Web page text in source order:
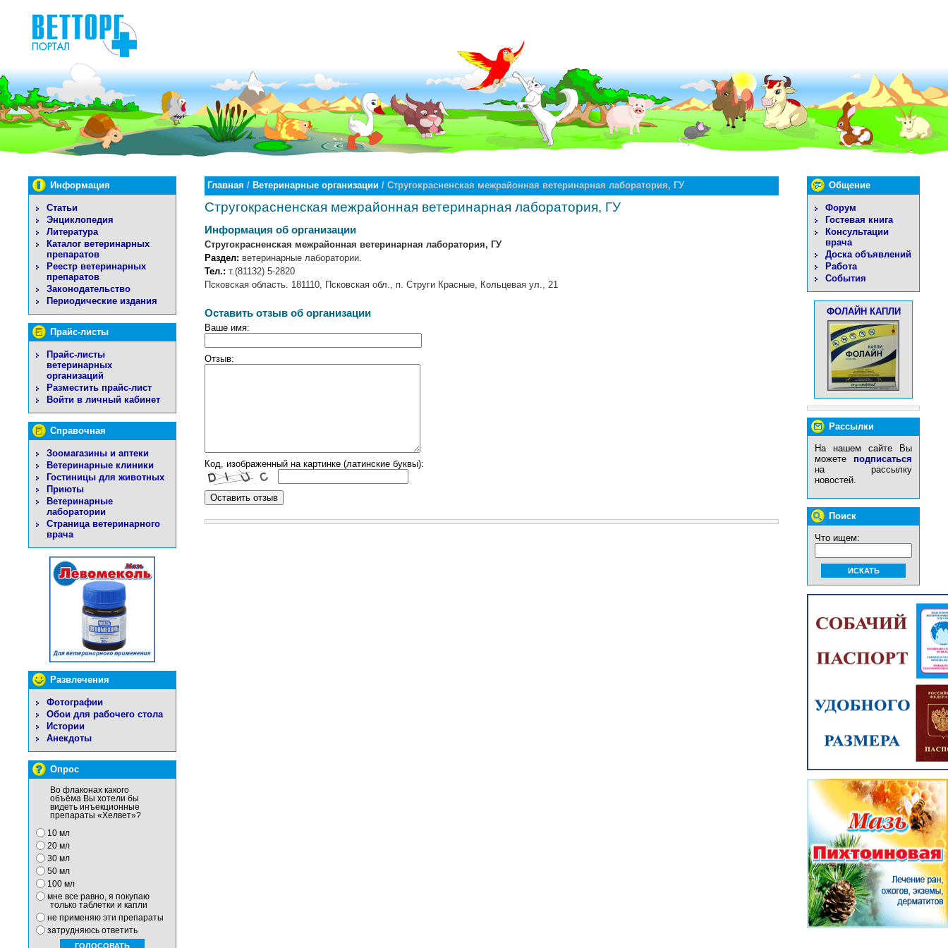
Информация
Статьи
Энциклопедия
Литература
Каталог ветеринарных
препаратов
Реестр ветеринарных
препаратов
Законодательство
Периодические издания
Прайс-листы
Прайс-листы
ветеринарных
организаций
Разместить прайс-лист
Войти в личный кабинет
Справочная
Зоомагазины и аптеки
Ветеринарные клиники
Гостиницы для животных
Приюты
Ветеринарные
лаборатории
Страница ветеринарного
врача
Развлечения
Фотографии
Обои для рабочего стола
Истории
Анекдоты
Опрос
Во флаконах какого
объёма Вы хотели бы
видеть инъекционные
препараты «Хелвет»?
10 мл
20 мл
30 мл
50 мл
100 мл
мне все равно, я покупаю
только таблетки и капли
не применяю эти препараты
затрудняюсь ответить
Общение
Форум
Гостевая книга
Консультации
врача
Доска объявлений
Работа
События
ФОЛАЙН КАПЛИ
Рассылки
На нашем сайте Вы
можете подписаться
на рассылку
новостей.
Поиск
Что ищем:
Главная / Ветеринарные организации / Стругокрасненская межрайонная ветеринарная лаборатория, ГУ
Стругокрасненская межрайонная ветеринарная лаборатория, ГУ
Информация об организации
Стругокрасненская межрайонная ветеринарная лаборатория, ГУ
Раздел: ветеринарные лаборатории.
Тел.: т.(81132) 5-2820
Псковская область. 181110, Псковская обл., п. Струги Красные, Кольцевая ул., 21
Оставить отзыв об организации
Ваше имя:
Отзыв:
Код, изображенный на картинке (латинские буквы):